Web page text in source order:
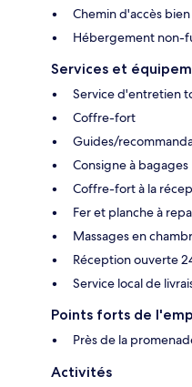
Chemin d'accès
Hébergement non-
Services et
Service d'entretien
Coffre-fort
Guides/
Consigne à bagages
Coffre-fort à la
Fer et planche à
Massages en
Réception ouverte
Service local de
Points forts de
Près de la
Activités